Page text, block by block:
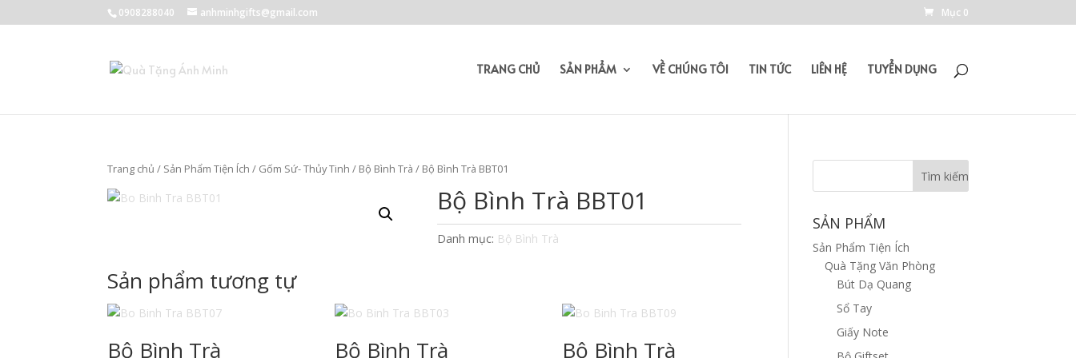
0908288040 anhminhgifts@gmail.com Mục 0
TRANG CHỦ SẢN PHẨM VỀ CHÚNG TÔI TIN TỨC LIÊN HỆ TUYỂN DỤNG
Trang chủ / Sản Phẩm Tiện Ích / Gốm Sứ- Thủy Tinh / Bộ Bình Trà / Bộ Bình Trà BBT01
Bộ Bình Trà BBT01
Danh mục: Bộ Bình Trà
Sản phẩm tương tự
Bộ Bình Trà Bộ Bình Trà Bộ Bình Trà
SẢN PHẨM
Sản Phẩm Tiện Ích
Quà Tặng Văn Phòng
Bút Dạ Quang
Sổ Tay
Giấy Note